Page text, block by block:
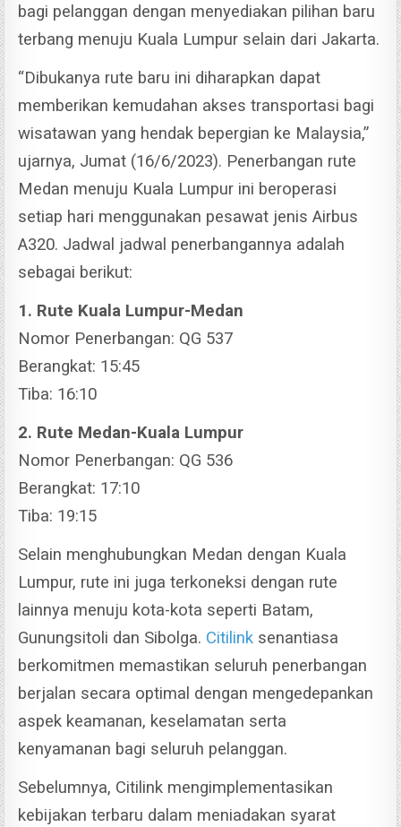
bagi pelanggan dengan menyediakan pilihan baru
terbang menuju Kuala Lumpur selain dari Jakarta.
“Dibukanya rute baru ini diharapkan dapat
memberikan kemudahan akses transportasi bagi
wisatawan yang hendak bepergian ke Malaysia,”
ujarnya, Jumat (16/6/2023). Penerbangan rute
Medan menuju Kuala Lumpur ini beroperasi
setiap hari menggunakan pesawat jenis Airbus
A320. Jadwal jadwal penerbangannya adalah
sebagai berikut:
1. Rute Kuala Lumpur-Medan
Nomor Penerbangan: QG 537
Berangkat: 15:45
Tiba: 16:10
2. Rute Medan-Kuala Lumpur
Nomor Penerbangan: QG 536
Berangkat: 17:10
Tiba: 19:15
Selain menghubungkan Medan dengan Kuala
Lumpur, rute ini juga terkoneksi dengan rute
lainnya menuju kota-kota seperti Batam,
Gunungsitoli dan Sibolga. Citilink senantiasa
berkomitmen memastikan seluruh penerbangan
berjalan secara optimal dengan mengedepankan
aspek keamanan, keselamatan serta
kenyamanan bagi seluruh pelanggan.
Sebelumnya, Citilink mengimplementasikan
kebijakan terbaru dalam meniadakan syarat